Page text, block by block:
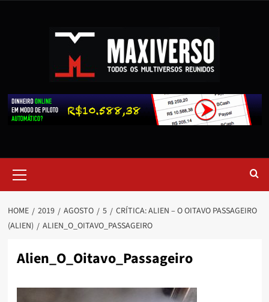
HOME 2019 AGOSTO 5
CRÍTICA: ALIEN – O OITAVO PASSAGEIRO
(ALIEN)
ALIEN_O_OITAVO_PASSAGEIRO
Alien_O_Oitavo_Passageiro